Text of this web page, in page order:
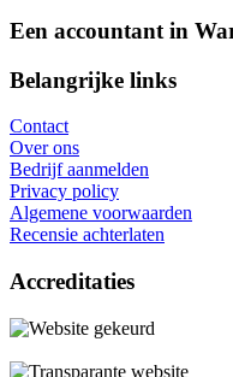
Een accountant in
Belangrijke links
Contact
Over ons
Bedrijf aanmelden
Privacy policy
Algemene voorwaarden
Recensie achterlaten
Accreditaties